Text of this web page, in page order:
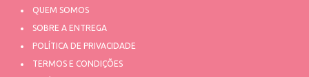
QUEM SOMOS
SOBRE A ENTREGA
POLÍTICA DE PRIVACIDADE
TERMOS E CONDIÇÕES